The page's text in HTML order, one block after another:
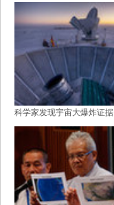
科学家发现宇宙大爆炸证据